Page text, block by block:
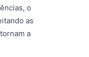
o
as
a